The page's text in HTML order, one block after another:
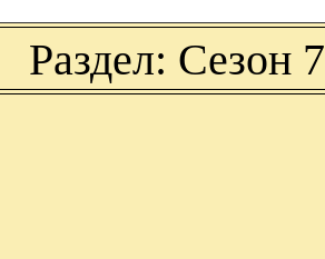
Раздел: Сезон 7